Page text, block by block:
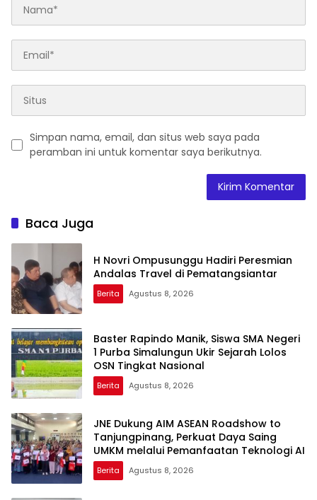
Simpan nama, email, dan situs web saya pada
peramban ini untuk komentar saya berikutnya.
Baca Juga
H Novri Ompusunggu Hadiri Peresmian
Andalas Travel di Pematangsiantar
Berita Agustus 8, 2026
Baster Rapindo Manik, Siswa SMA Negeri
1 Purba Simalungun Ukir Sejarah Lolos
OSN Tingkat Nasional
Berita Agustus 8, 2026
JNE Dukung AIM ASEAN Roadshow to
Tanjungpinang, Perkuat Daya Saing
UMKM melalui Pemanfaatan Teknologi AI
Berita Agustus 8, 2026